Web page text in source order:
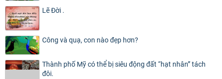
Lẽ Đời .
Công và quạ, con nào đẹp hơn?
Thành phố Mỹ có thể bị siêu động đất “hạt nhân” tách
đôi.